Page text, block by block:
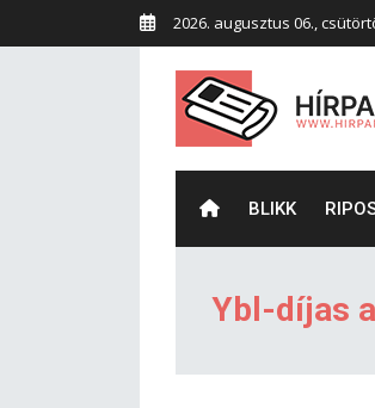
2026. augusztus 06.,
BLIKK
Ybl-díjas